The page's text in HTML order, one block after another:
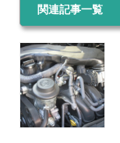
関連記事一覧